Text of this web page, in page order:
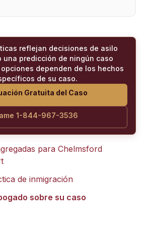
reflejan decisiones de asilo
una predicción de ningún caso
dependen de los hechos
de su caso.
Gratuita del Caso
1-844-967-3536
para Chelmsford
de inmigración
sobre su caso